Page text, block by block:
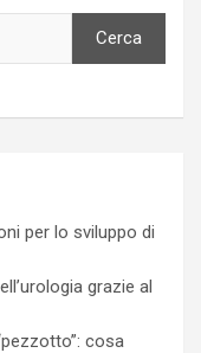
Cerca
per lo sviluppo di
grazie al
cosa